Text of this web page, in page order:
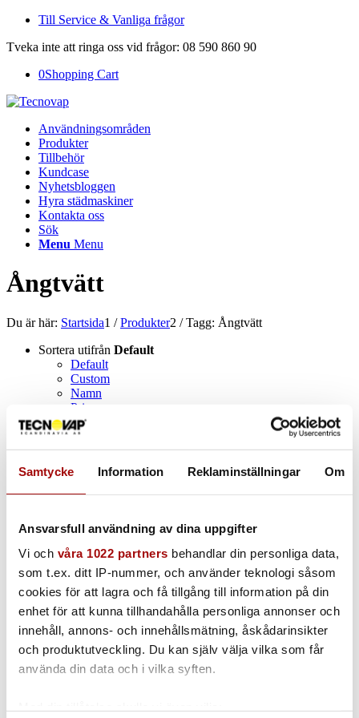
Samtycke Information Reklaminställningar Om
Ansvarsfull användning av dina uppgifter
Vi och våra 1022 partners behandlar din personliga data,
som t.ex. ditt IP-nummer, och använder teknologi såsom
cookies för att lagra och få tillgång till information på din
enhet för att kunna tillhandahålla personliga annonser och
innehåll, annons- och innehållsmätning, åskådarinsikter
och produktutveckling. Du kan själv välja vilka som får
använda din data och i vilka syften.
Till Service & Vanliga frågor
Tveka inte att ringa oss vid frågor: 08 590 860 90
0Shopping Cart
Användningsområden
Produkter
Tillbehör
Kundcase
Nyhetsbloggen
Hyra städmaskiner
Kontakta oss
Sök
Menu Menu
Ångtvätt
Du är här: Startsida1 / Produkter2 / Tagg: Ångtvätt
Sortera utifrån Default
Default
Custom
Namn
Pris
Datum
Popularity (sales)
Average rating
Relevance
Random
Product ID
100 Produkter per sida
100 Produkter per sida
200 Produkter per sida
300 Produkter per sida
Steam-X ångpistol